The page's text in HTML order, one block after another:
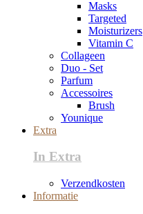
Masks
Targeted
Moisturizers
Vitamin C
Collageen
Duo - Set
Parfum
Accessoires
Brush
Younique
Extra
In Extra
Verzendkosten
Informatie